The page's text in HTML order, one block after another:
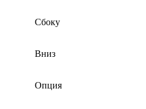
Сбоку
Вниз
Опция